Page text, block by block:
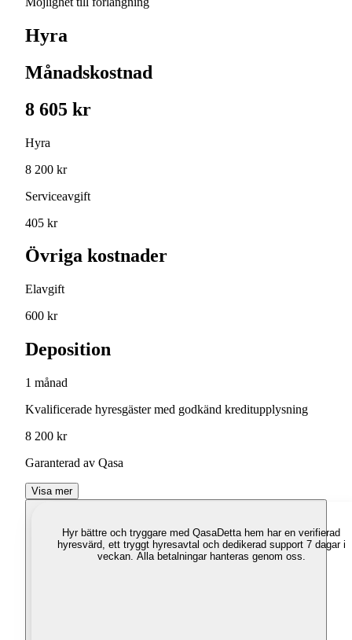
Hyra
Månadskostnad
8 605 kr
Hyra
8 200 kr
Serviceavgift
405 kr
Övriga kostnader
Elavgift
600 kr
Deposition
1 månad
Kvalificerade hyresgäster med godkänd kreditupplysning
8 200 kr
Garanterad av Qasa
Visa mer
Hyr bättre och tryggare med QasaDetta hem har en verifierad
hyresvärd, ett tryggt hyresavtal och dedikerad support 7 dagar i
veckan. Alla betalningar hanteras genom oss.